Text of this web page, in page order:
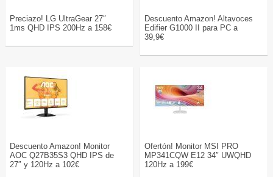
Preciazo! LG UltraGear 27″
1ms QHD IPS 200Hz a 158€
Descuento Amazon! Altavoces
Edifier G1000 II para PC a
39,9€
Descuento Amazon! Monitor
AOC Q27B35S3 QHD IPS de
27″ y 120Hz a 102€
Ofertón! Monitor MSI PRO
MP341CQW E12 34″ UWQHD
120Hz a 199€